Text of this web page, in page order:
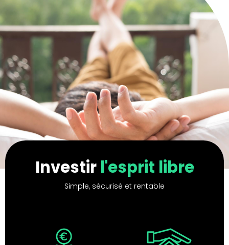
Investir l'esprit libre
Simple, sécurisé et rentable